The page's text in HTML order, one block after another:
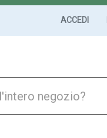
ACCEDI